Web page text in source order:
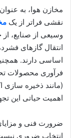
مخازن هوا، به
نقشی فراتر از یک
وسیعی از صنایع،
انتقال گازهای
اساسی دارند.
فرآوری محصولات
(مانند ذخیره‌
اهمیت حیاتی این
ضرورت فنی و
انتخاب ضروری